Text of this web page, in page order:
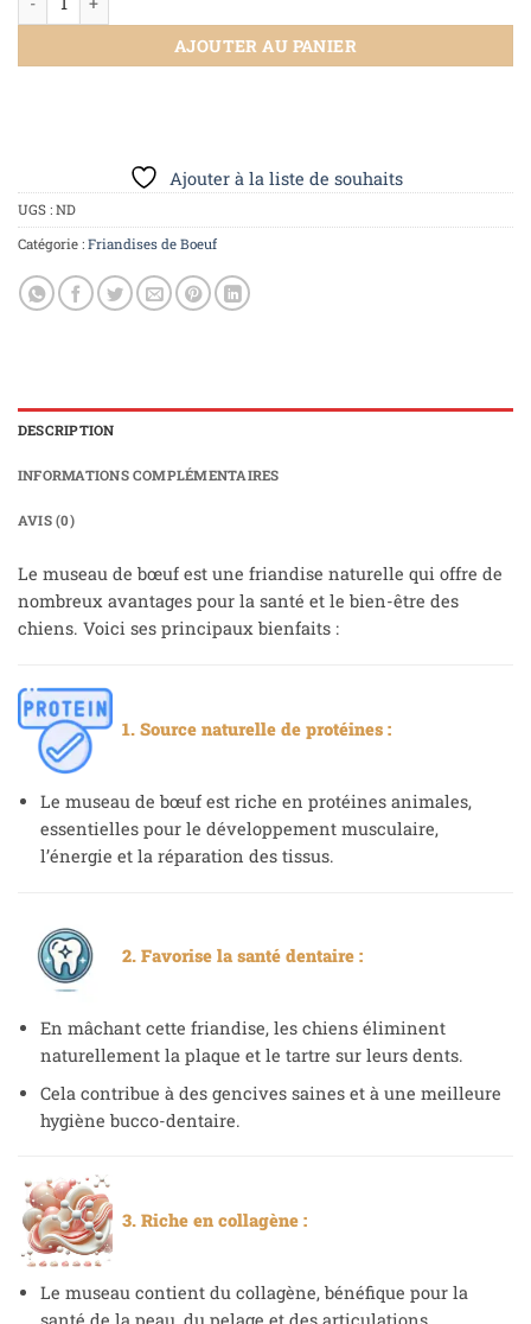
AJOUTER AU PANIER
Ajouter à la liste de souhaits
UGS : ND
Catégorie : Friandises de Boeuf
DESCRIPTION
INFORMATIONS COMPLÉMENTAIRES
AVIS (0)
Le museau de bœuf est une friandise naturelle qui offre de
nombreux avantages pour la santé et le bien-être des
chiens. Voici ses principaux bienfaits :
1. Source naturelle de protéines :
Le museau de bœuf est riche en protéines animales,
essentielles pour le développement musculaire,
l’énergie et la réparation des tissus.
2. Favorise la santé dentaire :
En mâchant cette friandise, les chiens éliminent
naturellement la plaque et le tartre sur leurs dents.
Cela contribue à des gencives saines et à une meilleure
hygiène bucco-dentaire.
3. Riche en collagène :
Le museau contient du collagène, bénéfique pour la